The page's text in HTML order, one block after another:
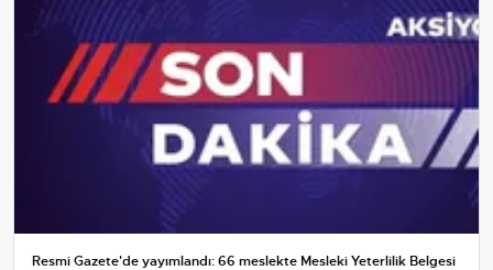
Resmi Gazete'de yayımlandı: 66 meslekte Mesleki Yeterlilik Belgesi